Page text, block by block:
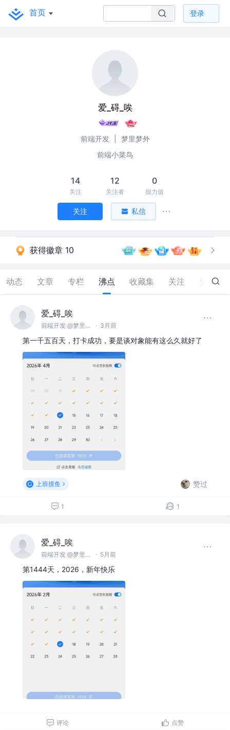
首页 登录
爱_碍_唉
前端开发
梦里梦外
前端小菜鸟
14
关注
12
关注者
0
掘力值
关注 私信
获得徽章 10
动态 文章 专栏 沸点 收藏集 关注 99
爱_碍_唉
前端开发 @梦里梦外 · 3月前
第一千五百天，打卡成功，要是谈对象能有这么久就好了
上班摸鱼 赞过
1 1
爱_碍_唉
前端开发 @梦里梦外 · 5月前
第1444天，2026，新年快乐
评论 点赞